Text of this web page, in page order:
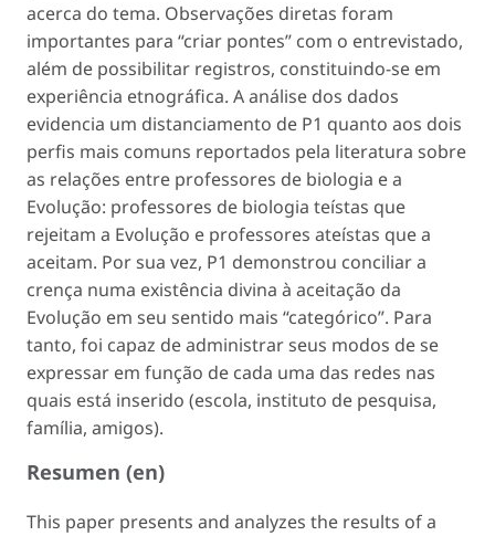
acerca do tema. Observações diretas foram
importantes para “criar pontes” com o entrevistado,
além de possibilitar registros, constituindo-se em
experiência etnográfica. A análise dos dados
evidencia um distanciamento de P1 quanto aos dois
perfis mais comuns reportados pela literatura sobre
as relações entre professores de biologia e a
Evolução: professores de biologia teístas que
rejeitam a Evolução e professores ateístas que a
aceitam. Por sua vez, P1 demonstrou conciliar a
crença numa existência divina à aceitação da
Evolução em seu sentido mais “categórico”. Para
tanto, foi capaz de administrar seus modos de se
expressar em função de cada uma das redes nas
quais está inserido (escola, instituto de pesquisa,
família, amigos).
Resumen (en)
This paper presents and analyzes the results of a